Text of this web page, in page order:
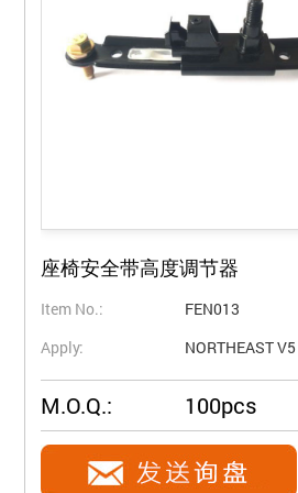
座椅安全带高度调节器
Item No.:
FEN013
Apply:
NORTHEAST V5
M.O.Q.: 100pcs